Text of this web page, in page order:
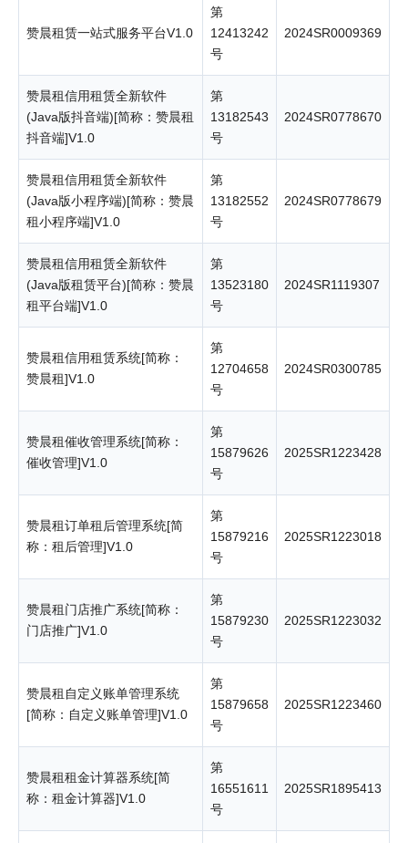
赞晨租赁一站式服务平台V1.0
第
12413242
号
2024SR0009369
赞晨租信用租赁全新软件
(Java版抖音端)[简称：赞晨租
抖音端]V1.0
第
13182543
号
2024SR0778670
赞晨租信用租赁全新软件
(Java版小程序端)[简称：赞晨
租小程序端]V1.0
第
13182552
号
2024SR0778679
赞晨租信用租赁全新软件
(Java版租赁平台)[简称：赞晨
租平台端]V1.0
第
13523180
号
2024SR1119307
赞晨租信用租赁系统[简称：
赞晨租]V1.0
第
12704658
号
2024SR0300785
赞晨租催收管理系统[简称：
催收管理]V1.0
第
15879626
号
2025SR1223428
赞晨租订单租后管理系统[简
称：租后管理]V1.0
第
15879216
号
2025SR1223018
赞晨租门店推广系统[简称：
门店推广]V1.0
第
15879230
号
2025SR1223032
赞晨租自定义账单管理系统
[简称：自定义账单管理]V1.0
第
15879658
号
2025SR1223460
赞晨租租金计算器系统[简
称：租金计算器]V1.0
第
16551611
号
2025SR1895413